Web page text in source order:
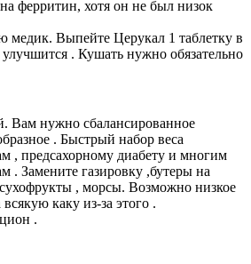
ферритин, хотя он не был низок
медик. Выпейте Церукал 1 таблетку в
. Кушать нужно обязательно
Вам нужно сбалансированное
. Быстрый набор веса
, предсахорному диабету и многим
. Замените газировку ,бутеры на
, морсы. Возможно низкое
каку из-за этого .
.